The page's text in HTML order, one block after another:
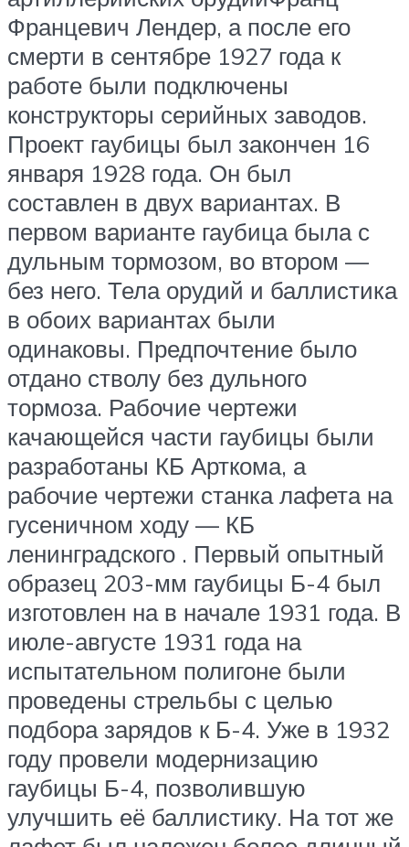
Францевич Лендер, а после его
смерти в сентябре 1927 года к
работе были подключены
конструкторы серийных заводов.
Проект гаубицы был закончен 16
января 1928 года. Он был
составлен в двух вариантах. В
первом варианте гаубица была с
дульным тормозом, во втором —
без него. Тела орудий и баллистика
в обоих вариантах были
одинаковы. Предпочтение было
отдано стволу без дульного
тормоза. Рабочие чертежи
качающейся части гаубицы были
разработаны КБ Арткома, а
рабочие чертежи станка лафета на
гусеничном ходу — КБ
ленинградского . Первый опытный
образец 203-мм гаубицы Б-4 был
изготовлен на в начале 1931 года. В
июле-августе 1931 года на
испытательном полигоне были
проведены стрельбы с целью
подбора зарядов к Б-4. Уже в 1932
году провели модернизацию
гаубицы Б-4, позволившую
улучшить её баллистику. На тот же